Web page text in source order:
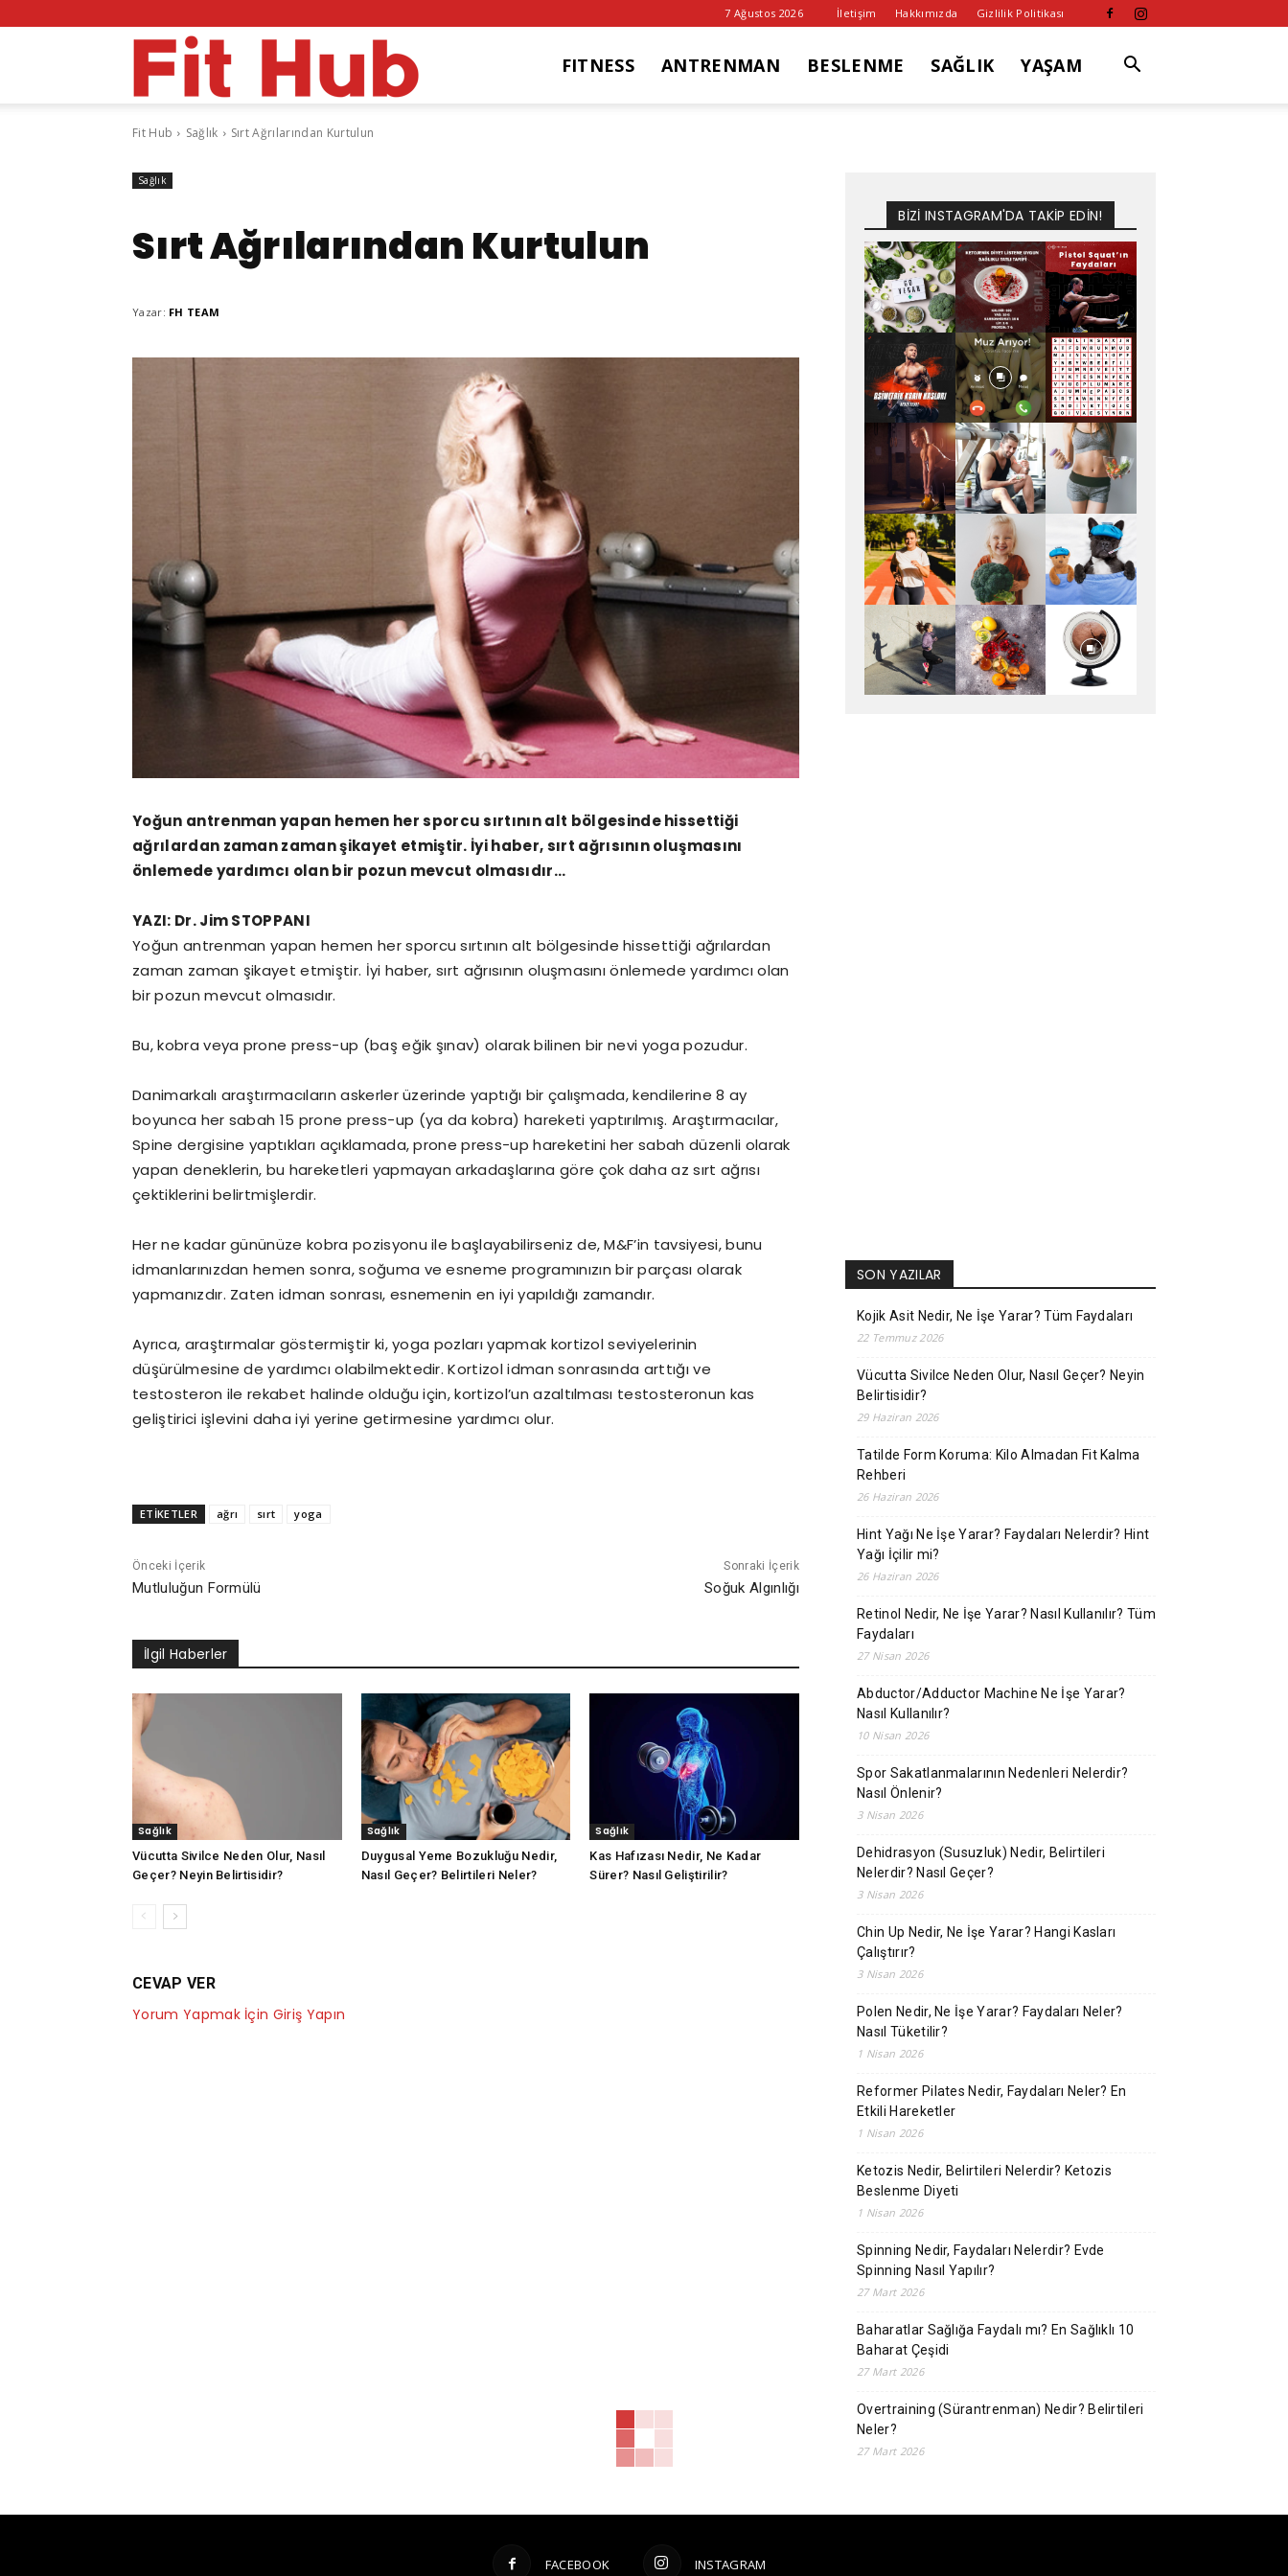
7 Ağustos 2026 İletişim Hakkımızda Gizlilik Politikası
FITNESS ANTRENMAN BESLENME SAĞLIK YAŞAM
Fit Hub Sağlık Sırt Ağrılarından Kurtulun
Sağlık
Sırt Ağrılarından Kurtulun
Yazar: FH TEAM
Yoğun antrenman yapan hemen her sporcu sırtının alt bölgesinde hissettiği
ağrılardan zaman zaman şikayet etmiştir. İyi haber, sırt ağrısının oluşmasını
önlemede yardımcı olan bir pozun mevcut olmasıdır…
YAZI: Dr. Jim STOPPANI
Yoğun antrenman yapan hemen her sporcu sırtının alt bölgesinde hissettiği ağrılardan
zaman zaman şikayet etmiştir. İyi haber, sırt ağrısının oluşmasını önlemede yardımcı olan
bir pozun mevcut olmasıdır.
Bu, kobra veya prone press-up (baş eğik şınav) olarak bilinen bir nevi yoga pozudur.
Danimarkalı araştırmacıların askerler üzerinde yaptığı bir çalışmada, kendilerine 8 ay
boyunca her sabah 15 prone press-up (ya da kobra) hareketi yaptırılmış. Araştırmacılar,
Spine dergisine yaptıkları açıklamada, prone press-up hareketini her sabah düzenli olarak
yapan deneklerin, bu hareketleri yapmayan arkadaşlarına göre çok daha az sırt ağrısı
çektiklerini belirtmişlerdir.
Her ne kadar gününüze kobra pozisyonu ile başlayabilirseniz de, M&F’in tavsiyesi, bunu
idmanlarınızdan hemen sonra, soğuma ve esneme programınızın bir parçası olarak
yapmanızdır. Zaten idman sonrası, esnemenin en iyi yapıldığı zamandır.
Ayrıca, araştırmalar göstermiştir ki, yoga pozları yapmak kortizol seviyelerinin
düşürülmesine de yardımcı olabilmektedir. Kortizol idman sonrasında arttığı ve
testosteron ile rekabet halinde olduğu için, kortizol’un azaltılması testosteronun kas
geliştirici işlevini daha iyi yerine getirmesine yardımcı olur.
ETİKETLER ağrı sırt yoga
Önceki İçerik
Mutluluğun Formülü
Sonraki İçerik
Soğuk Algınlığı
İlgil Haberler
Sağlık
Vücutta Sivilce Neden Olur, Nasıl
Geçer? Neyin Belirtisidir?
Sağlık
Duygusal Yeme Bozukluğu Nedir,
Nasıl Geçer? Belirtileri Neler?
Sağlık
Kas Hafızası Nedir, Ne Kadar
Sürer? Nasıl Geliştirilir?
CEVAP VER
Yorum Yapmak İçin Giriş Yapın
BİZİ INSTAGRAM'DA TAKİP EDİN!
SON YAZILAR
Kojik Asit Nedir, Ne İşe Yarar? Tüm Faydaları
22 Temmuz 2026
Vücutta Sivilce Neden Olur, Nasıl Geçer? Neyin
Belirtisidir?
29 Haziran 2026
Tatilde Form Koruma: Kilo Almadan Fit Kalma
Rehberi
26 Haziran 2026
Hint Yağı Ne İşe Yarar? Faydaları Nelerdir? Hint
Yağı İçilir mi?
26 Haziran 2026
Retinol Nedir, Ne İşe Yarar? Nasıl Kullanılır? Tüm
Faydaları
27 Nisan 2026
Abductor/Adductor Machine Ne İşe Yarar?
Nasıl Kullanılır?
10 Nisan 2026
Spor Sakatlanmalarının Nedenleri Nelerdir?
Nasıl Önlenir?
3 Nisan 2026
Dehidrasyon (Susuzluk) Nedir, Belirtileri
Nelerdir? Nasıl Geçer?
3 Nisan 2026
Chin Up Nedir, Ne İşe Yarar? Hangi Kasları
Çalıştırır?
3 Nisan 2026
Polen Nedir, Ne İşe Yarar? Faydaları Neler?
Nasıl Tüketilir?
1 Nisan 2026
Reformer Pilates Nedir, Faydaları Neler? En
Etkili Hareketler
1 Nisan 2026
Ketozis Nedir, Belirtileri Nelerdir? Ketozis
Beslenme Diyeti
1 Nisan 2026
Spinning Nedir, Faydaları Nelerdir? Evde
Spinning Nasıl Yapılır?
27 Mart 2026
Baharatlar Sağlığa Faydalı mı? En Sağlıklı 10
Baharat Çeşidi
27 Mart 2026
Overtraining (Sürantrenman) Nedir? Belirtileri
Neler?
27 Mart 2026
FACEBOOK INSTAGRAM